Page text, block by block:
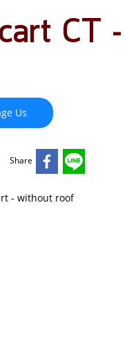
CT
Us
Share
- without roof